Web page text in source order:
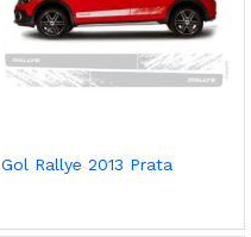
Gol Rallye 2013 Prata